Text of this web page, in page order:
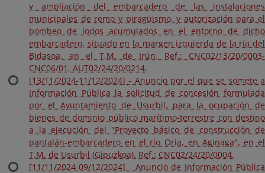
y ampliación del embarcadero de las instalaciones
municipales de remo y piragüismo, y autorización para el
bombeo de lodos acumulados en el entorno de dicho
embarcadero, situado en la margen izquierda de la ría del
Bidasoa, en el T.M. de Irún. Ref.: CNC02/13/20/0003-
CNC06/01, AUT02/24/20/0214.
[13/11/2024-11/12/2024] - Anuncio por el que se somete a
Información Pública la solicitud de concesión formulada
por el Ayuntamiento de Usurbil, para la ocupación de
bienes de dominio público marítimo-terrestre con destino
a la ejecución del "Proyecto básico de construcción de
pantalán-embarcadero en el río Oria, en Aginaga", en el
T.M. de Usurbil (Gipuzkoa). Ref.: CNC02/24/20/0004.
[11/11/2024-09/12/2024] - Anuncio de Información Pública